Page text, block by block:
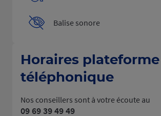
Balise sonore
Horaires plateforme
téléphonique
Nos conseillers sont à votre écoute au
09 69 39 49 49